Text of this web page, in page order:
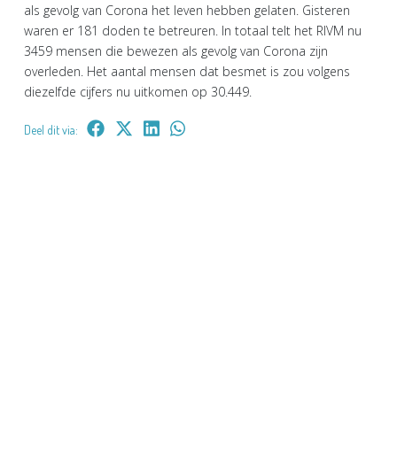
als gevolg van Corona het leven hebben gelaten. Gisteren
waren er 181 doden te betreuren. In totaal telt het RIVM nu
3459 mensen die bewezen als gevolg van Corona zijn
overleden. Het aantal mensen dat besmet is zou volgens
diezelfde cijfers nu uitkomen op 30.449.
Deel dit via: